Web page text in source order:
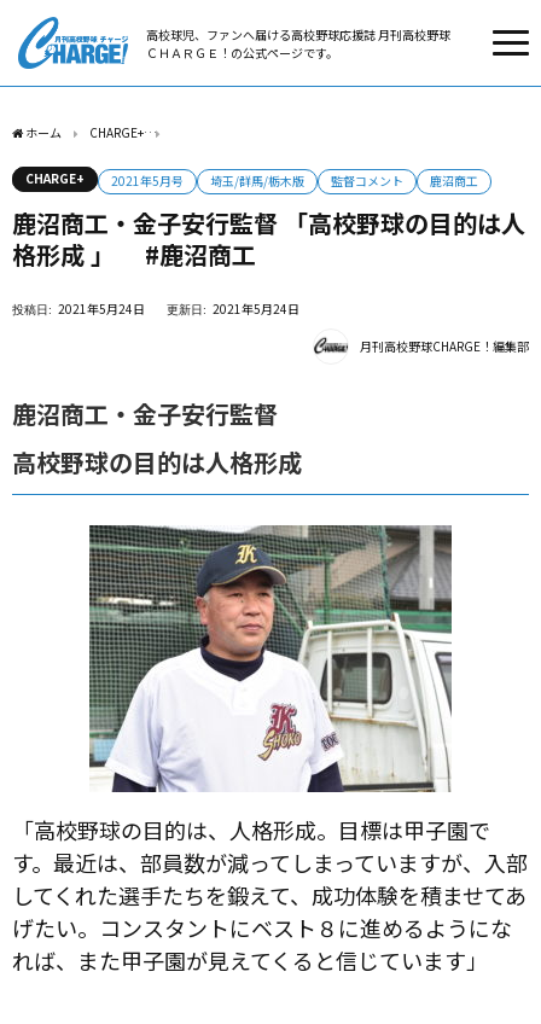
高校球児、ファンへ届ける高校野球応援誌 月刊高校野球
ＣＨＡＲＧＥ！の公式ページです。
ホーム CHARGE+
CHARGE+ 2021年5月号 埼玉/群馬/栃木版 監督コメント 鹿沼商工
鹿沼商工・金子安行監督 「高校野球の目的は人
格形成 」 #鹿沼商工
2021年5月24日 2021年5月24日
月刊高校野球CHARGE！編集部
鹿沼商工・金子安行監督
高校野球の目的は人格形成
「高校野球の目的は、人格形成。目標は甲子園で
す。最近は、部員数が減ってしまっていますが、入部
してくれた選手たちを鍛えて、成功体験を積ませてあ
げたい。コンスタントにベスト８に進めるようにな
れば、また甲子園が見えてくると信じています」